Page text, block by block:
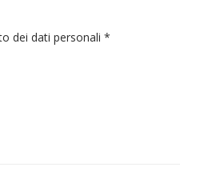
dei dati personali *